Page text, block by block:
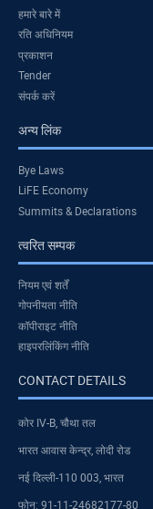
हमारे बारे में
रति अधिनियम
प्रकाशन
Tender
संपर्क करें
अन्य लिंक
Bye Laws
LiFE Economy
Summits & Declarations
त्वरित सम्पक
नियम एवं शर्तें
गोपनीयता नीति
कॉपीराइट नीति
हाइपरलिंकिंग नीति
CONTACT DETAILS
कोर IV-B, चौथा तल
भारत आवास केन्द्र, लोदी रोड
नई दिल्ली-110 003, भारत
फोन: 91-11-24682177-80